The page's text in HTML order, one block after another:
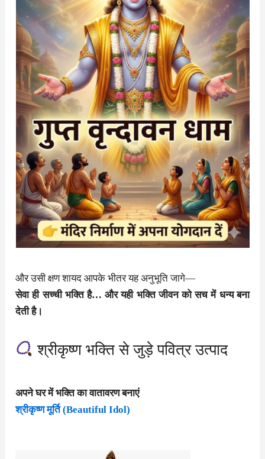
और उसी क्षण शायद आपके भीतर यह अनुभूति जागे—
सेवा ही सच्ची भक्ति है… और यही भक्ति जीवन को सच में धन्य बना
देती है।
श्रीकृष्ण भक्ति से जुड़े पवित्र उत्पाद
अपने घर में भक्ति का वातावरण बनाएं
श्रीकृष्ण मूर्ति (Beautiful Idol)